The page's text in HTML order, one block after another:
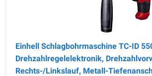
Einhell Schlagbohrmaschine TC-ID
Drehzahlregelelektronik,
Rechts-/Linkslauf, Metall-